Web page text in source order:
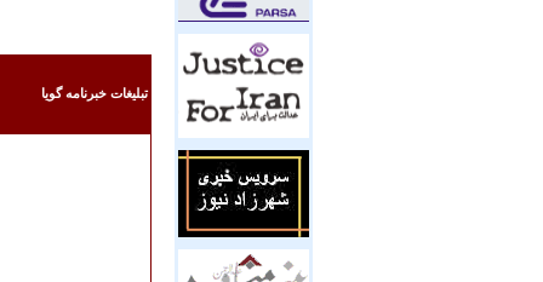
تبليغات خبرنامه گويا